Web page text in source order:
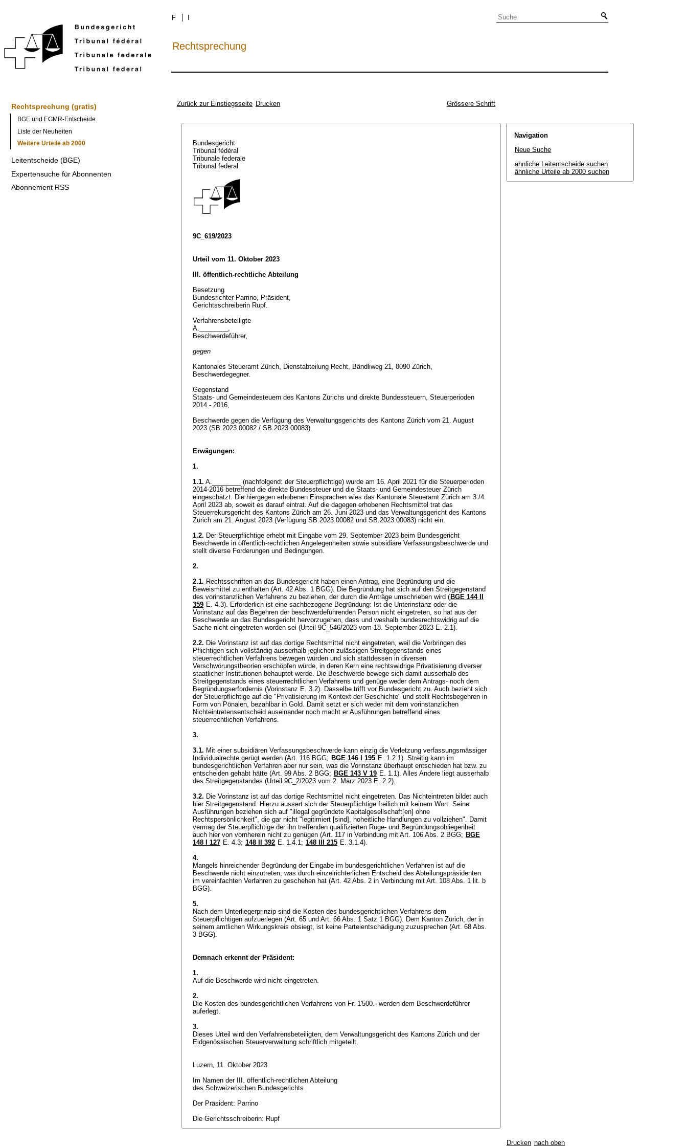
F
Rechtsprechung
Rechtsprechung (gratis)
BGE und EGMR-Entscheide
Liste der Neuheiten
Weitere Urteile ab 2000
Leitentscheide (BGE)
Expertensuche für Abonnenten
Abonnement RSS
Zurück zur Einstiegsseite Drucken Grössere Schrift
Bundesgericht
Tribunal fédéral
Tribunale federale
Tribunal federal
9C_619/2023
Urteil vom 11. Oktober 2023
III. öffentlich-rechtliche Abteilung
Besetzung
Bundesrichter Parrino, Präsident,
Gerichtsschreiberin Rupf.
Verfahrensbeteiligte
A.________,
Beschwerdeführer,
gegen
Kantonales Steueramt Zürich, Dienstabteilung Recht, Bändliweg 21, 8090 Zürich,
Beschwerdegegner.
Gegenstand
Staats- und Gemeindesteuern des Kantons Zürichs und direkte Bundessteuern, Steuerperioden
2014 - 2016,
Beschwerde gegen die Verfügung des Verwaltungsgerichts des Kantons Zürich vom 21. August
2023 (SB.2023.00082 / SB.2023.00083).
Erwägungen:
1.
1.1. A.________ (nachfolgend: der Steuerpflichtige) wurde am 16. April 2021 für die Steuerperioden
2014-2016 betreffend die direkte Bundessteuer und die Staats- und Gemeindesteuer Zürich
eingeschätzt. Die hiergegen erhobenen Einsprachen wies das Kantonale Steueramt Zürich am 3./4.
April 2023 ab, soweit es darauf eintrat. Auf die dagegen erhobenen Rechtsmittel trat das
Steuerrekursgericht des Kantons Zürich am 26. Juni 2023 und das Verwaltungsgericht des Kantons
Zürich am 21. August 2023 (Verfügung SB.2023.00082 und SB.2023.00083) nicht ein.
1.2. Der Steuerpflichtige erhebt mit Eingabe vom 29. September 2023 beim Bundesgericht
Beschwerde in öffentlich-rechtlichen Angelegenheiten sowie subsidiäre Verfassungsbeschwerde und
stellt diverse Forderungen und Bedingungen.
2.
2.1. Rechtsschriften an das Bundesgericht haben einen Antrag, eine Begründung und die
Beweismittel zu enthalten (Art. 42 Abs. 1 BGG). Die Begründung hat sich auf den Streitgegenstand
des vorinstanzlichen Verfahrens zu beziehen, der durch die Anträge umschrieben wird ( BGE 144 II
359 E. 4.3). Erforderlich ist eine sachbezogene Begründung: Ist die Unterinstanz oder die
Vorinstanz auf das Begehren der beschwerdeführenden Person nicht eingetreten, so hat aus der
Beschwerde an das Bundesgericht hervorzugehen, dass und weshalb bundesrechtswidrig auf die
Sache nicht eingetreten worden sei (Urteil 9C_546/2023 vom 18. September 2023 E. 2.1).
2.2. Die Vorinstanz ist auf das dortige Rechtsmittel nicht eingetreten, weil die Vorbringen des
Pflichtigen sich vollständig ausserhalb jeglichen zulässigen Streitgegenstands eines
steuerrechtlichen Verfahrens bewegen würden und sich stattdessen in diversen
Verschwörungstheorien erschöpfen würde, in deren Kern eine rechtswidrige Privatisierung diverser
staatlicher Institutionen behauptet werde. Die Beschwerde bewege sich damit ausserhalb des
Streitgegenstands eines steuerrechtlichen Verfahrens und genüge weder dem Antrags- noch dem
Begründungserfordernis (Vorinstanz E. 3.2). Dasselbe trifft vor Bundesgericht zu. Auch bezieht sich
der Steuerpflichtige auf die "Privatisierung im Kontext der Geschichte" und stellt Rechtsbegehren in
Form von Pönalen, bezahlbar in Gold. Damit setzt er sich weder mit dem vorinstanzlichen
Nichteintretensentscheid auseinander noch macht er Ausführungen betreffend eines
steuerrechtlichen Verfahrens.
3.
3.1. Mit einer subsidiären Verfassungsbeschwerde kann einzig die Verletzung verfassungsmässiger
Individualrechte gerügt werden (Art. 116 BGG; BGE 146 I 195 E. 1.2.1). Streitig kann im
bundesgerichtlichen Verfahren aber nur sein, was die Vorinstanz überhaupt entschieden hat bzw. zu
entscheiden gehabt hätte (Art. 99 Abs. 2 BGG; BGE 143 V 19 E. 1.1). Alles Andere liegt ausserhalb
des Streitgegenstandes (Urteil 9C_2/2023 vom 2. März 2023 E. 2.2).
3.2. Die Vorinstanz ist auf das dortige Rechtsmittel nicht eingetreten. Das Nichteintreten bildet auch
hier Streitgegenstand. Hierzu äussert sich der Steuerpflichtige freilich mit keinem Wort. Seine
Ausführungen beziehen sich auf "illegal gegründete Kapitalgesellschaft[en] ohne
Rechtspersönlichkeit", die gar nicht "legitimiert [sind], hoheitliche Handlungen zu vollziehen". Damit
vermag der Steuerpflichtige der ihn treffenden qualifizierten Rüge- und Begründungsobliegenheit
auch hier von vornherein nicht zu genügen (Art. 117 in Verbindung mit Art. 106 Abs. 2 BGG; BGE
148 I 127 E. 4.3; 148 II 392 E. 1.4.1; 148 III 215 E. 3.1.4).
4.
Mangels hinreichender Begründung der Eingabe im bundesgerichtlichen Verfahren ist auf die
Beschwerde nicht einzutreten, was durch einzelrichterlichen Entscheid des Abteilungspräsidenten
im vereinfachten Verfahren zu geschehen hat (Art. 42 Abs. 2 in Verbindung mit Art. 108 Abs. 1 lit. b
BGG).
5.
Nach dem Unterliegerprinzip sind die Kosten des bundesgerichtlichen Verfahrens dem
Steuerpflichtigen aufzuerlegen (Art. 65 und Art. 66 Abs. 1 Satz 1 BGG). Dem Kanton Zürich, der in
seinem amtlichen Wirkungskreis obsiegt, ist keine Parteientschädigung zuzusprechen (Art. 68 Abs.
3 BGG).
Demnach erkennt der Präsident:
1.
Auf die Beschwerde wird nicht eingetreten.
2.
Die Kosten des bundesgerichtlichen Verfahrens von Fr. 1'500.- werden dem Beschwerdeführer
auferlegt.
3.
Dieses Urteil wird den Verfahrensbeteiligten, dem Verwaltungsgericht des Kantons Zürich und der
Eidgenössischen Steuerverwaltung schriftlich mitgeteilt.
Luzern, 11. Oktober 2023
Im Namen der III. öffentlich-rechtlichen Abteilung
des Schweizerischen Bundesgerichts
Der Präsident: Parrino
Die Gerichtsschreiberin: Rupf
Navigation
Neue Suche
ähnliche Leitentscheide suchen
ähnliche Urteile ab 2000 suchen
Drucken nach oben